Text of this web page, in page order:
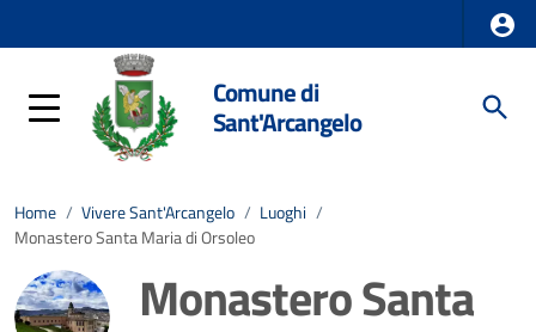
Comune di
Sant'Arcangelo
Home / Vivere Sant'Arcangelo / Luoghi /
Monastero Santa Maria di Orsoleo
Monastero Santa